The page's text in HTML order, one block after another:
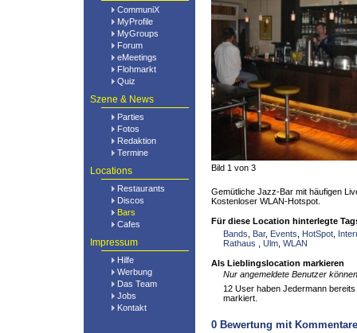
CommuniX
MyProfile
MyGroups
Forum
eMeetings
Flohmarkt
Quiz
Szene & News
Parties
Fotos
Redaktion
Termine
Locations
Restaurants
Discos
Bars
Cafes
Impressum
Hilfe
Werbung
Das Team
Jobs
Kontakt
Bild 1 von 3
Gemütliche Jazz-Bar mit häufigen
Kostenloser WLAN-Hotspot.
Für diese Location hinterlegte
Bands
Bar, Events HotSpot
Rathaus
Ulm WLAN
Als Lieblingslocation markieren
Nur angemeldete Benutzer
12 User haben Jedermann
markiert.
0 Bewertung mit